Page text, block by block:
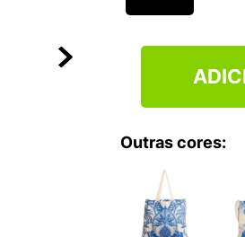
Outras cores: